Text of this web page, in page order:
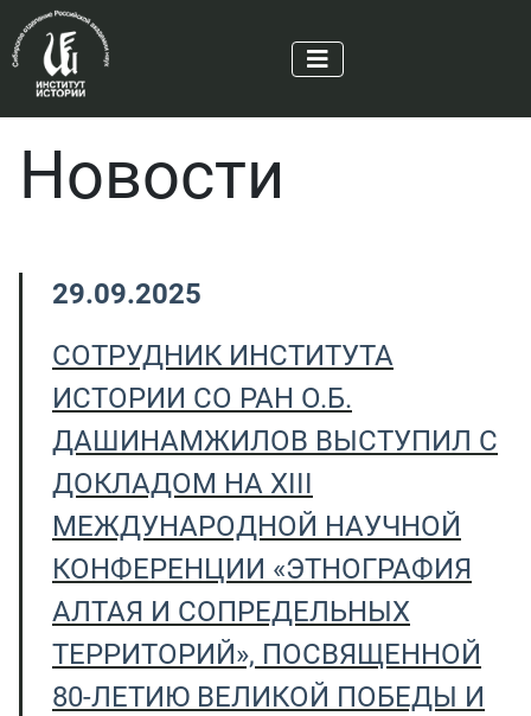
Новости
29.09.2025
CОТРУДНИК ИНСТИТУТА
ИСТОРИИ СО РАН О.Б.
ДАШИНАМЖИЛОВ ВЫСТУПИЛ С
ДОКЛАДОМ НА XIII
МЕЖДУНАРОДНОЙ НАУЧНОЙ
КОНФЕРЕНЦИИ «ЭТНОГРАФИЯ
АЛТАЯ И СОПРЕДЕЛЬНЫХ
ТЕРРИТОРИЙ», ПОСВЯЩЕННОЙ
80-ЛЕТИЮ ВЕЛИКОЙ ПОБЕДЫ И